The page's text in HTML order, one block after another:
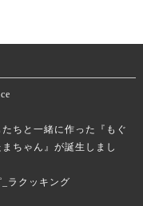
たちと一緒に作った『もぐ
まちゃん』が誕生しまし
_ラクッキング